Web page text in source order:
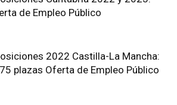
de Empleo Público
2022 Castilla-La Mancha:
plazas Oferta de Empleo Público